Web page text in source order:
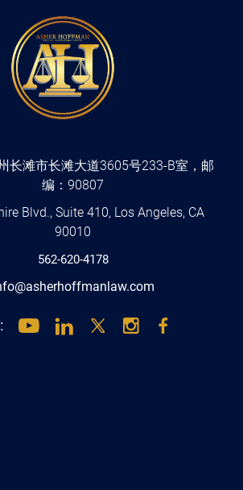
长滩市长滩大道3605号233-B室，邮
编：90807
Blvd., Suite 410, Los Angeles, CA
90010
562-620-4178